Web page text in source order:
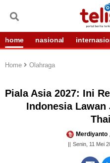
home nasional
Home Olahraga
Piala Asia 2027: Ini
Indonesia Lawan
Merdiyanto
Senin, 11 Mei